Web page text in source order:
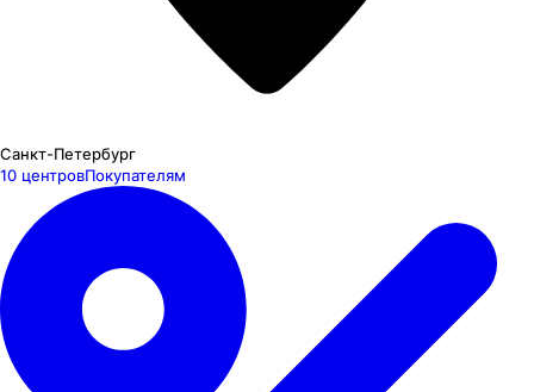
Санкт-Петербург
10 центровПокупателям